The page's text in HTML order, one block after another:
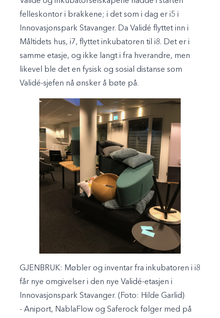
felleskontor i brakkene; i det som i dag er i5 i
Innovasjonspark Stavanger. Da Validé flyttet inn i
Måltidets hus, i7, flyttet inkubatoren til i8. Det er i
samme etasje, og ikke langt i fra hverandre, men
likevel ble det en fysisk og sosial distanse som
Validé-sjefen nå ønsker å bøte på.
GJENBRUK: Møbler og inventar fra inkubatoren i i8
får nye omgivelser i den nye Validé-etasjen i
Innovasjonspark Stavanger. (Foto: Hilde Garlid)
- Aniport, NablaFlow og Saferock følger med på